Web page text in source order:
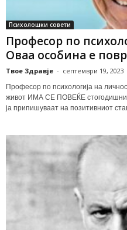
Психолошки совети
Професор по
Оваа особина е
Твое Здравје - септември 19, 2023
Професор по психологија на
живот ИМА СЕ ПОВЕЌЕ
ја припишуваат на позитивниот